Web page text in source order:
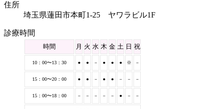
住所
埼玉県蓮田市本町1-25 ヤワラビル1F
診療時間
時間 月 火 水 木 金 土 日 祝
10：00〜13：30 ● ● － ● ● ● ※ －
15：00〜20：00 ● ● － ● ● － － －
15：00〜18：00 － － － － － ● － －